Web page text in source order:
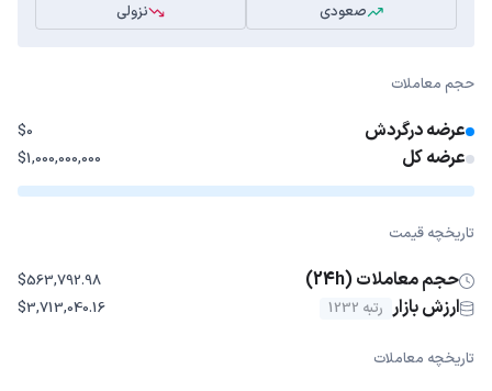
صعودی
نزولی
حجم معاملات
عرضه درگردش $0
عرضه کل $1,000,000,000
تاریخچه قیمت
حجم معاملات (24h) $563,792.98
ارزش بازار رتبه 1232 $3,713,040.16
تاریخچه معاملات